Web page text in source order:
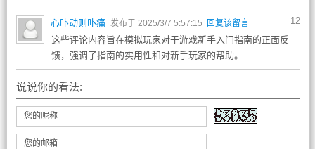
12
心卟动则卟痛 发布于 2025/3/7 5:57:15 回复该留言
这些评论内容旨在模拟玩家对于游戏新手入门指南的正面反
馈，强调了指南的实用性和对新手玩家的帮助。
说说你的看法:
您的昵称
您的邮箱